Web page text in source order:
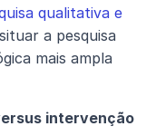
qualitativa e
a pesquisa
mais ampla
intervenção